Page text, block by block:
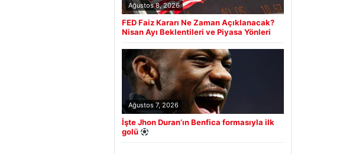
Ağustos 8, 2026
FED Faiz Kararı Ne Zaman Açıklanacak?
Nisan Ayı Beklentileri ve Piyasa Yönleri
Ağustos 7, 2026
İşte Jhon Duran’ın Benfica formasıyla ilk
golü